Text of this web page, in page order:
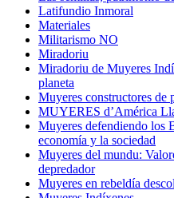
Latifundio Inmoral
Materiales
Militarismo NO
Miradoriu
Miradoriu de Muyeres
planeta
Muyeres constructores de
MUYERES d’América
Muyeres defendiendo los
economía y la sociedad
Muyeres del mundu:
depredador
Muyeres en rebeldía